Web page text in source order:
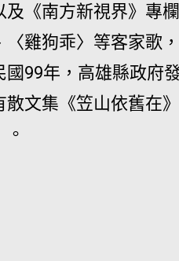
《南方新視界》專
〈雞狗乖〉等客家歌
99年，高雄縣政府
文集《笠山依舊在